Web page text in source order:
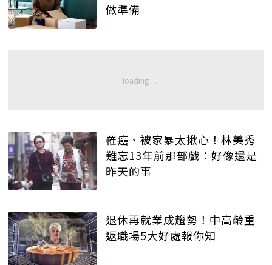
做準備
罹癌、被家暴太揪心！林美秀
難忘13年前那部戲：好像還是
昨天的事
退休再就業成趨勢！中高齡重
返職場5大好處報你知